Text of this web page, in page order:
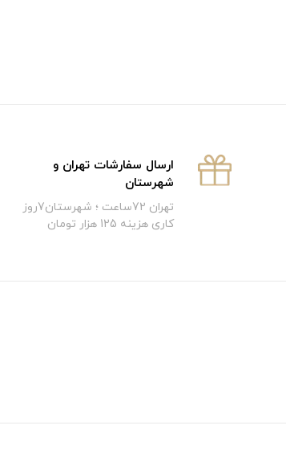
ارسال سفارشات تهران و
شهرستان
تهران 72ساعت ؛ شهرستان7روز
کاری هزینه 125 هزار تومان